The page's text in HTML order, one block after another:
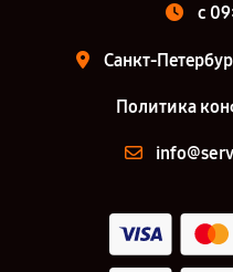
c
Санкт-
Политика